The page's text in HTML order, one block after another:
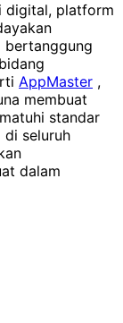
digital, platform
bertanggung
AppMaster ,
membuat
standar
seluruh
dalam